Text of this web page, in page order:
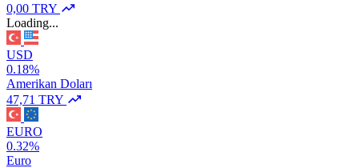
0,00 TRY
Loading...
USD
0.18%
Amerikan Doları
47,71 TRY
EURO
0.32%
Euro